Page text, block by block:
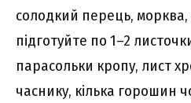
солодкий перець,
підготуйте по 1–2
парасольки кропу, лист
часнику, кілька горошин